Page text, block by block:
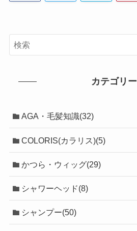
カテゴリー
AGA・毛髪知識(32)
COLORIS(カラリス)(5)
かつら・ウィッグ(29)
シャワーヘッド(8)
シャンプー(50)